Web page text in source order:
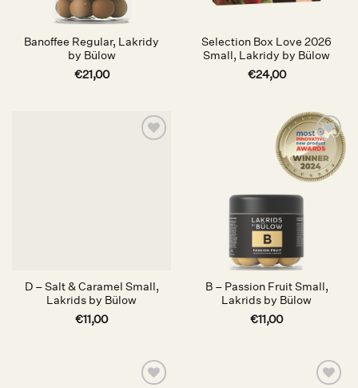
Banoffee Regular, Lakridy
by Bülow
€21,00
Selection Box Love 2026
Small, Lakridy by Bülow
€24,00
D – Salt & Caramel Small,
Lakrids by Bülow
€11,00
Auf die
Wunschliste
B – Passion Fruit Small,
Lakrids by Bülow
€11,00